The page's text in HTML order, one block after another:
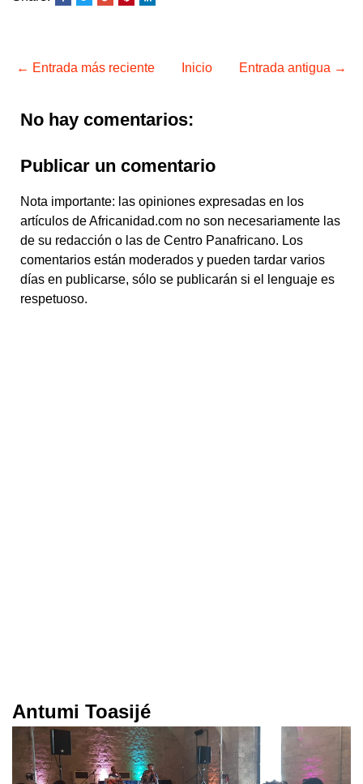
← Entrada más reciente Entrada antigua →
Inicio
No hay comentarios:
Publicar un comentario
Nota importante: las opiniones expresadas en los
artículos de Africanidad.com no son necesariamente las
de su redacción o las de Centro Panafricano. Los
comentarios están moderados y pueden tardar varios
días en publicarse, sólo se publicarán si el lenguaje es
respetuoso.
Antumi Toasijé